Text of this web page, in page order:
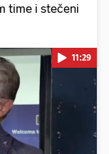
time i stečeni
11:29